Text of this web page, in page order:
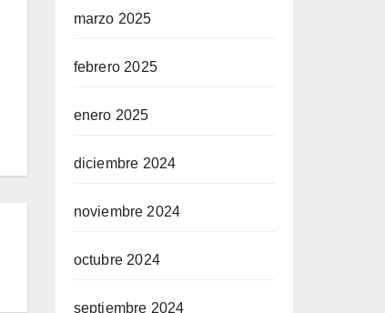
marzo 2025
febrero 2025
enero 2025
diciembre 2024
noviembre 2024
octubre 2024
septiembre 2024